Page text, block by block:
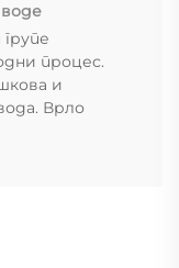
процес.
и
Врло